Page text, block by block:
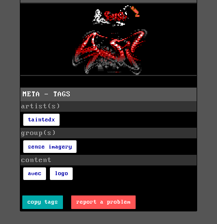
META - TAGS
artist(s)
taintedx
group(s)
sense imagery
content
avec logo
copy tags report a problem